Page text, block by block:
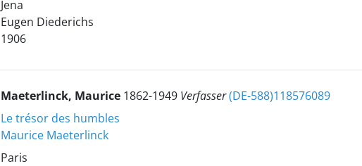
Jena
Eugen Diederichs
1906
Maeterlinck, Maurice 1862-1949 Verfasser(DE-588)118576089
Le trésor des humbles
Maurice Maeterlinck
Paris